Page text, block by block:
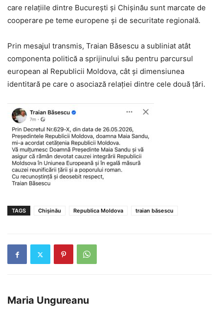
care relațiile dintre București și Chișinău sunt marcate de
cooperare pe teme europene și de securitate regională.
Prin mesajul transmis, Traian Băsescu a subliniat atât
componenta politică a sprijinului său pentru parcursul
european al Republicii Moldova, cât și dimensiunea
identitară pe care o asociază relației dintre cele două țări.
TAGS Chișinău Republica Moldova traian băsescu
Maria Ungureanu